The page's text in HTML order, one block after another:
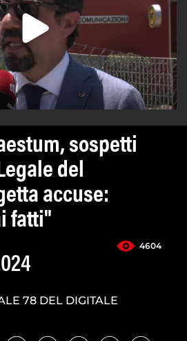
sospetti
del
accuse:
fatti"
4604
78 DEL DIGITALE